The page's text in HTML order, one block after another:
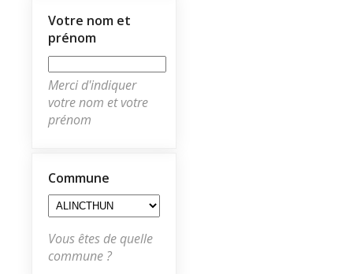
Votre nom et
prénom
Merci d'indiquer
votre nom et votre
prénom
Commune
Vous êtes de quelle
commune ?